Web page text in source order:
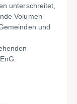
unterschreitet,
Volumen
und